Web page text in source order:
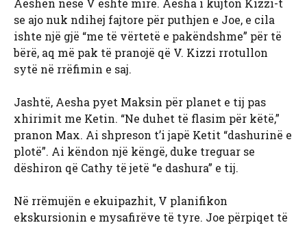
Aeshën nëse V është mirë. Aesha i kujton Kizzi-t
se ajo nuk ndihej fajtore për puthjen e Joe, e cila
ishte një gjë “me të vërtetë e pakëndshme” për të
bërë, aq më pak të pranojë që V. Kizzi rrotullon
sytë në rrëfimin e saj.
Jashtë, Aesha pyet Maksin për planet e tij pas
xhirimit me Ketin. “Ne duhet të flasim për këtë,”
pranon Max. Ai shpreson t’i japë Ketit “dashurinë e
plotë”. Ai këndon një këngë, duke treguar se
dëshiron që Cathy të jetë “e dashura” e tij.
Në rrëmujën e ekuipazhit, V planifikon
ekskursionin e mysafirëve të tyre. Joe përpiqet të